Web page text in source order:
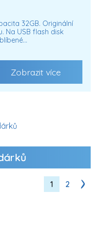
32GB. Originální
Na USB flash disk
Zobrazit více
1 2